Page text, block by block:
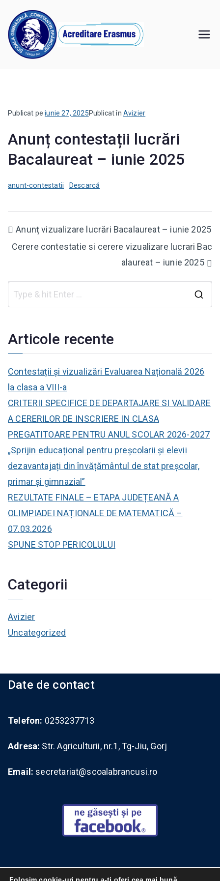
conținut
Şcoala
Brâncuşi" Târgu
Jiu
,,Învăţăm pentru noi, învăţăm pentru viitor"
Publicat peiunie 27, 2025Publicat în Avizier
Anunț contestații lucrări
Bacalaureat – iunie 2025
anunt-contestatii Descarcă
Navigare
în
Anunț vizualizare lucrări Bacalaureat – iunie 2025
Cerere contestatie si cerere vizualizare lucrari Bac
alaureat – iunie 2025
Articole recente
Contestații și vizualizări Evaluarea Națională 2026
la clasa a VIII-a
CRITERII SPECIFICE DE DEPARTAJARE SI VALIDARE
A CERERILOR DE INSCRIERE IN CLASA
PREGATITOARE PENTRU ANUL SCOLAR 2026-2027
„Sprijin educațional pentru preșcolarii și elevii
dezavantajați din învățământul de stat preșcolar,
primar și gimnazial”
REZULTATE FINALE – ETAPA JUDEȚEANĂ A
OLIMPIADEI NAȚIONALE DE MATEMATICĂ –
07.03.2026
SPUNE STOP PERICOLULUI
Categorii
Avizier
Uncategorized
Date de contact
Telefon: 0253237713
Adresa: Str. Agriculturii, nr.1, Tg-Jiu, Gorj
Email: secretariat@scoalabrancusi.ro
Vizitați vechiul site (brancusi12.wordpress.com)